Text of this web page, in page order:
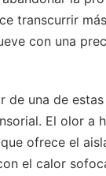
transcurrir
con una
de una de
El olor a
ofrece el
el calor